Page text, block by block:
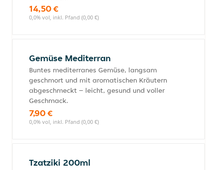
14,50 €
0,0% vol, inkl. Pfand (0,00 €)
Gemüse Mediterran
Buntes mediterranes Gemüse, langsam
geschmort und mit aromatischen Kräutern
abgeschmeckt – leicht, gesund und voller
Geschmack.
7,90 €
0,0% vol, inkl. Pfand (0,00 €)
Tzatziki 200ml